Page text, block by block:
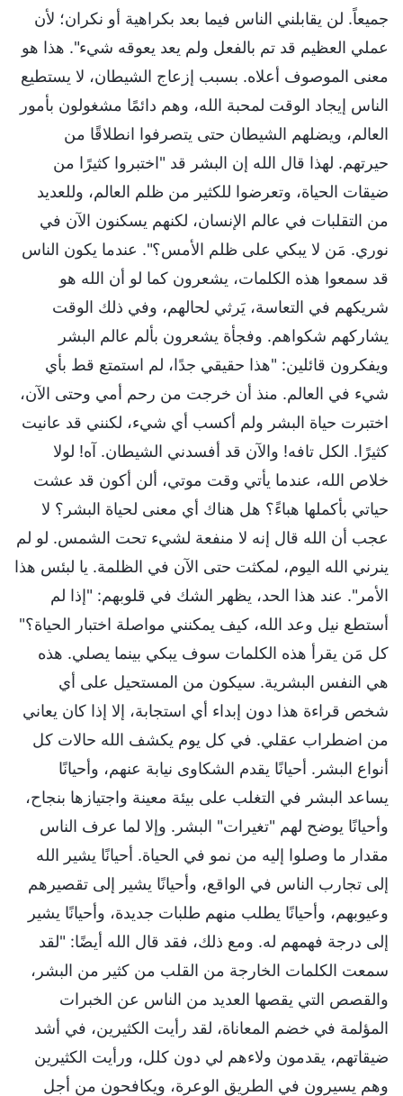
جميعاً. لن يقابلني الناس فيما بعد بكراهية أو نكران؛ لأن
عملي العظيم قد تم بالفعل ولم يعد يعوقه شيء". هذا هو
معنى الموصوف أعلاه. بسبب إزعاج الشيطان، لا يستطيع
الناس إيجاد الوقت لمحبة الله، وهم دائمًا مشغولون بأمور
العالم، ويضلهم الشيطان حتى يتصرفوا انطلاقًا من
حيرتهم. لهذا قال الله إن البشر قد "اختبروا كثيرًا من
ضيقات الحياة، وتعرضوا للكثير من ظلم العالم، وللعديد
من التقلبات في عالم الإنسان، لكنهم يسكنون الآن في
نوري. مَن لا يبكي على ظلم الأمس؟". عندما يكون الناس
قد سمعوا هذه الكلمات، يشعرون كما لو أن الله هو
شريكهم في التعاسة، يَرثي لحالهم، وفي ذلك الوقت
يشاركهم شكواهم. وفجأة يشعرون بألم عالم البشر
ويفكرون قائلين: "هذا حقيقي جدًا، لم استمتع قط بأي
شيء في العالم. منذ أن خرجت من رحم أمي وحتى الآن،
اختبرت حياة البشر ولم أكسب أي شيء، لكنني قد عانيت
كثيرًا. الكل تافه! والآن قد أفسدني الشيطان. آه! لولا
خلاص الله، عندما يأتي وقت موتي، ألن أكون قد عشت
حياتي بأكملها هباءً؟ هل هناك أي معنى لحياة البشر؟ لا
عجب أن الله قال إنه لا منفعة لشيء تحت الشمس. لو لم
ينرني الله اليوم، لمكثت حتى الآن في الظلمة. يا لبئس هذا
الأمر". عند هذا الحد، يظهر الشك في قلوبهم: "إذا لم
أستطع نيل وعد الله، كيف يمكنني مواصلة اختبار الحياة؟"
كل مَن يقرأ هذه الكلمات سوف يبكي بينما يصلي. هذه
هي النفس البشرية. سيكون من المستحيل على أي
شخص قراءة هذا دون إبداء أي استجابة، إلا إذا كان يعاني
من اضطراب عقلي. في كل يوم يكشف الله حالات كل
أنواع البشر. أحيانًا يقدم الشكاوى نيابة عنهم، وأحيانًا
يساعد البشر في التغلب على بيئة معينة واجتيازها بنجاح،
وأحيانًا يوضح لهم "تغيرات" البشر. وإلا لما عرف الناس
مقدار ما وصلوا إليه من نمو في الحياة. أحيانًا يشير الله
إلى تجارب الناس في الواقع، وأحيانًا يشير إلى تقصيرهم
وعيوبهم، وأحيانًا يطلب منهم طلبات جديدة، وأحيانًا يشير
إلى درجة فهمهم له. ومع ذلك، فقد قال الله أيضًا: "لقد
سمعت الكلمات الخارجة من القلب من كثير من البشر،
والقصص التي يقصها العديد من الناس عن الخبرات
المؤلمة في خضم المعاناة، لقد رأيت الكثيرين، في أشد
ضيقاتهم، يقدمون ولاءهم لي دون كلل، ورأيت الكثيرين
وهم يسيرون في الطريق الوعرة، ويكافحون من أجل